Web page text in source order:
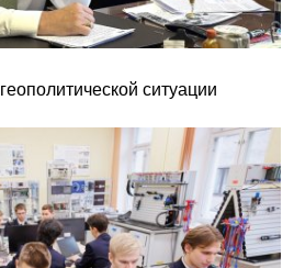
ситуации